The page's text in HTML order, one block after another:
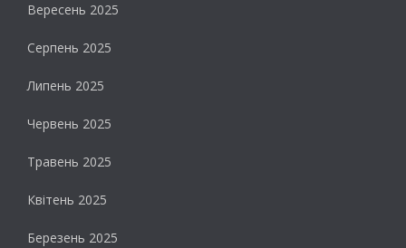
Вересень 2025
Серпень 2025
Липень 2025
Червень 2025
Травень 2025
Квітень 2025
Березень 2025